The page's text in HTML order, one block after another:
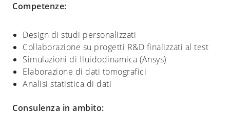
Competenze:
Design di studi personalizzati
Collaborazione su progetti R&D finalizzati al test
Simulazioni di fluidodinamica (Ansys)
Elaborazione di dati tomografici
Analisi statistica di dati
Consulenza in ambito: